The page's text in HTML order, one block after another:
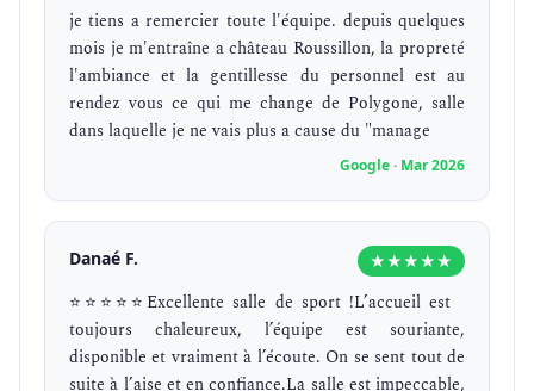
je tiens a remercier toute l'équipe. depuis quelques
mois je m'entraîne a château Roussillon, la propreté
l'ambiance et la gentillesse du personnel est au
rendez vous ce qui me change de Polygone, salle
dans laquelle je ne vais plus a cause du "manage
Google · Mar 2026
Danaé F. ★★★★★
⭐️⭐️⭐️⭐️⭐️Excellente salle de sport !L’accueil est
toujours chaleureux, l’équipe est souriante,
disponible et vraiment à l’écoute. On se sent tout de
suite à l’aise et en confiance.La salle est impeccable,